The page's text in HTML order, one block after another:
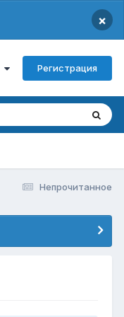
×
Регистрация
Непрочитанное